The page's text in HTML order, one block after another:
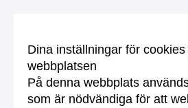
Dina inställningar för cookies
webbplatsen
På denna webbplats
som är nödvändiga för att